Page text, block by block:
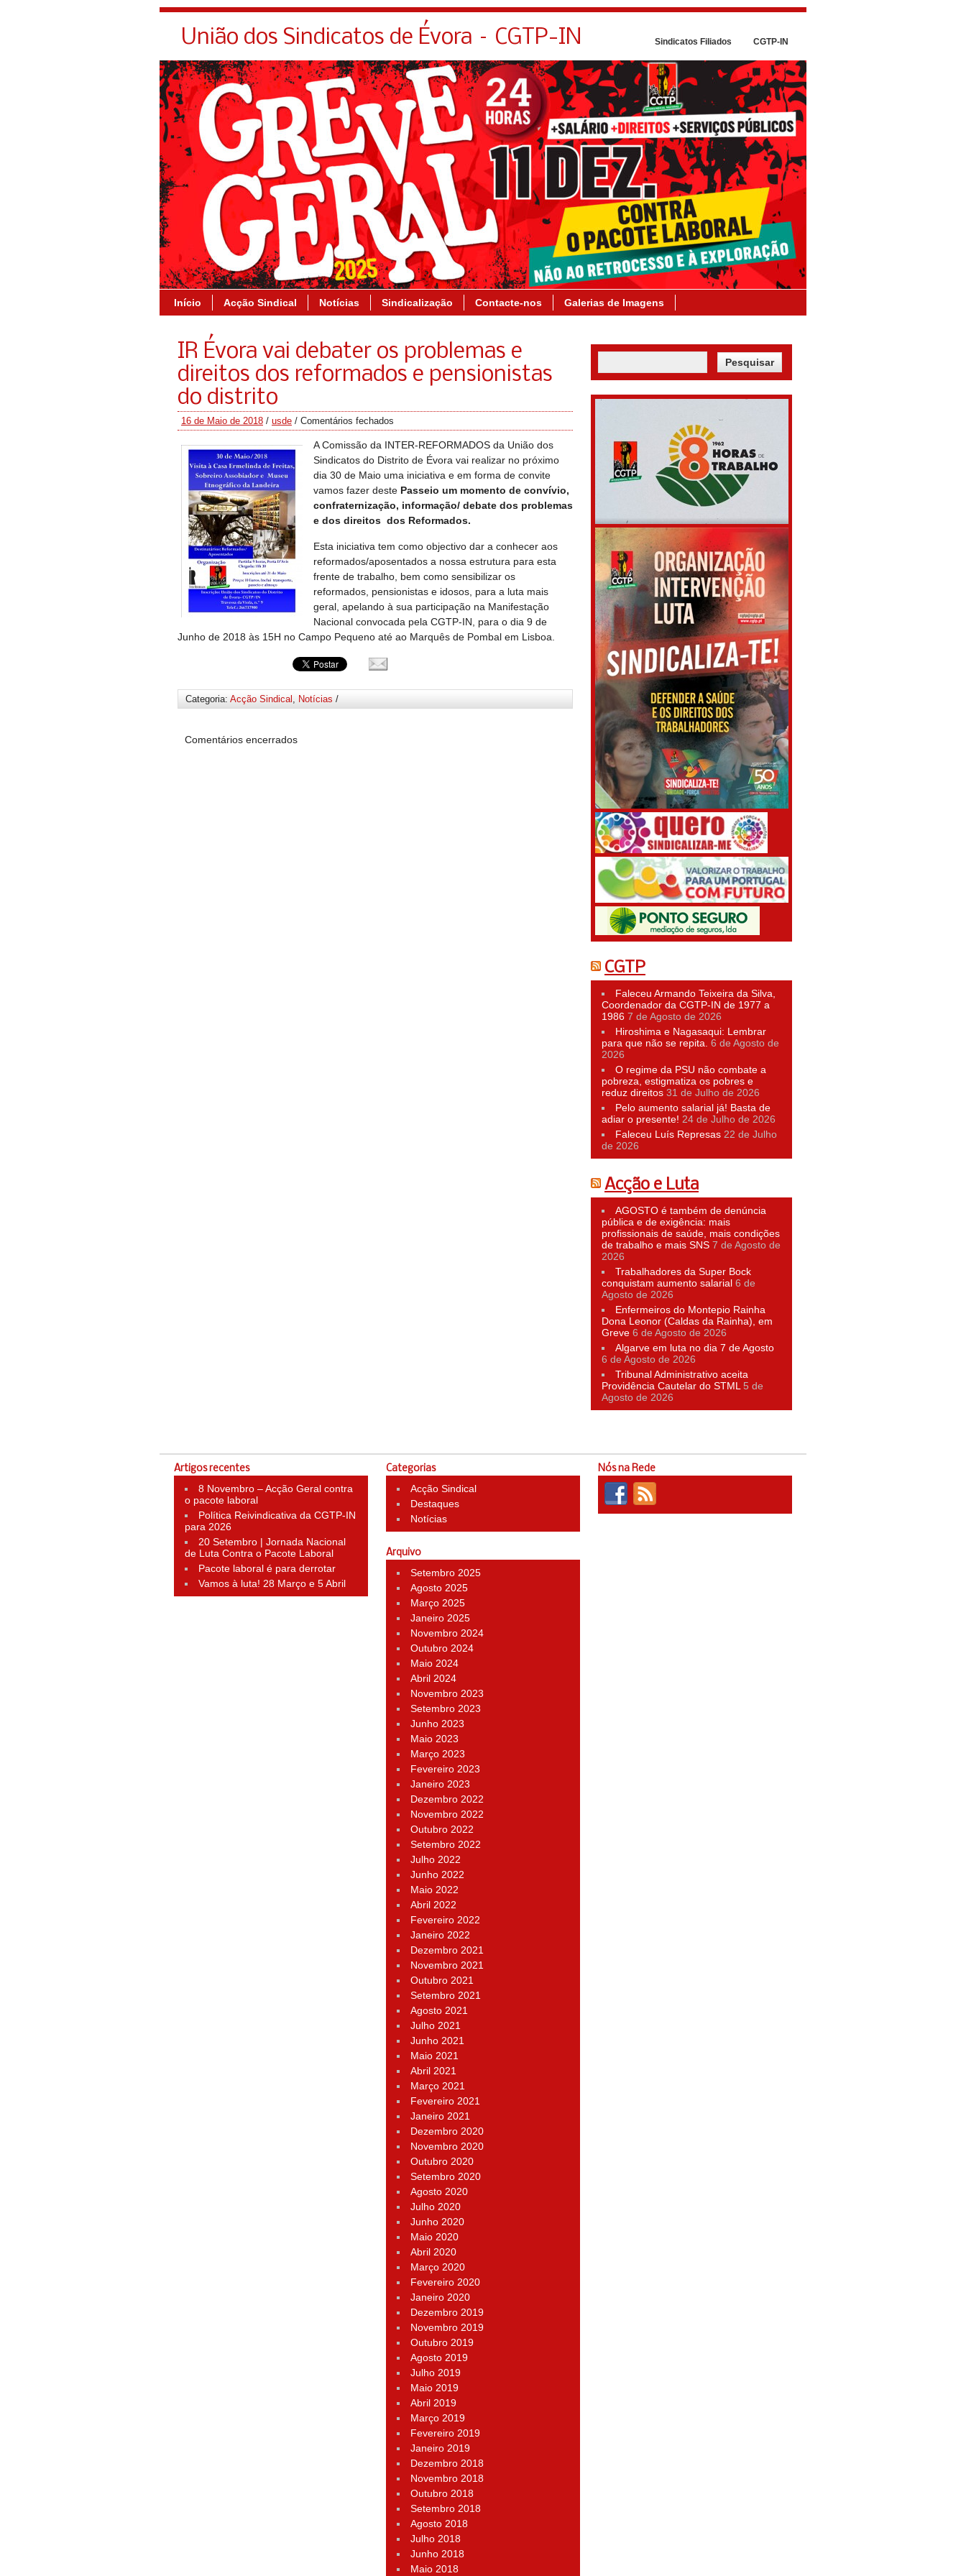
União dos Sindicatos de Évora – CGTP-IN Sindicatos Filiados CGTP-IN
Início Acção Sindical Notícias Sindicalização Contacte-nos Galerias de Imagens
IR Évora vai debater os problemas e
direitos dos reformados e pensionistas
do distrito
16 de Maio de 2018 / usde / Comentários fechados
A Comissão da INTER-REFORMADOS da União dos
Sindicatos do Distrito de Évora vai realizar no próximo
dia 30 de Maio uma iniciativa e em forma de convite
vamos fazer deste Passeio um momento de convívio,
confraternização, informação/ debate dos problemas
e dos direitos dos Reformados.
Esta iniciativa tem como objectivo dar a conhecer aos
reformados/aposentados a nossa estrutura para esta
frente de trabalho, bem como sensibilizar os
reformados, pensionistas e idosos, para a luta mais
geral, apelando à sua participação na Manifestação
Nacional convocada pela CGTP-IN, para o dia 9 de
Junho de 2018 às 15H no Campo Pequeno até ao Marquês de Pombal em Lisboa.
Categoria: Acção Sindical , Notícias /
Comentários encerrados
CGTP
Faleceu Armando Teixeira da Silva,
Coordenador da CGTP-IN de 1977 a
1986 7 de Agosto de 2026
Hiroshima e Nagasaqui: Lembrar
para que não se repita. 6 de Agosto de
2026
O regime da PSU não combate a
pobreza, estigmatiza os pobres e
reduz direitos 31 de Julho de 2026
Pelo aumento salarial já! Basta de
adiar o presente! 24 de Julho de 2026
Faleceu Luís Represas 22 de Julho
de 2026
Acção e Luta
AGOSTO é também de denúncia
pública e de exigência: mais
profissionais de saúde, mais condições
de trabalho e mais SNS 7 de Agosto de
2026
Trabalhadores da Super Bock
conquistam aumento salarial 6 de
Agosto de 2026
Enfermeiros do Montepio Rainha
Dona Leonor (Caldas da Rainha), em
Greve 6 de Agosto de 2026
Algarve em luta no dia 7 de Agosto
6 de Agosto de 2026
Tribunal Administrativo aceita
Providência Cautelar do STML 5 de
Agosto de 2026
Artigos recentes
8 Novembro – Acção Geral contra
o pacote laboral
Política Reivindicativa da CGTP-IN
para 2026
20 Setembro | Jornada Nacional
de Luta Contra o Pacote Laboral
Pacote laboral é para derrotar
Vamos à luta! 28 Março e 5 Abril
Nós na Rede
Categorias
Acção Sindical
Destaques
Notícias
Arquivo
Setembro 2025
Agosto 2025
Março 2025
Janeiro 2025
Novembro 2024
Outubro 2024
Maio 2024
Abril 2024
Novembro 2023
Setembro 2023
Junho 2023
Maio 2023
Março 2023
Fevereiro 2023
Janeiro 2023
Dezembro 2022
Novembro 2022
Outubro 2022
Setembro 2022
Julho 2022
Junho 2022
Maio 2022
Abril 2022
Fevereiro 2022
Janeiro 2022
Dezembro 2021
Novembro 2021
Outubro 2021
Setembro 2021
Agosto 2021
Julho 2021
Junho 2021
Maio 2021
Abril 2021
Março 2021
Fevereiro 2021
Janeiro 2021
Dezembro 2020
Novembro 2020
Outubro 2020
Setembro 2020
Agosto 2020
Julho 2020
Junho 2020
Maio 2020
Abril 2020
Março 2020
Fevereiro 2020
Janeiro 2020
Dezembro 2019
Novembro 2019
Outubro 2019
Agosto 2019
Julho 2019
Maio 2019
Abril 2019
Março 2019
Fevereiro 2019
Janeiro 2019
Dezembro 2018
Novembro 2018
Outubro 2018
Setembro 2018
Agosto 2018
Julho 2018
Junho 2018
Maio 2018